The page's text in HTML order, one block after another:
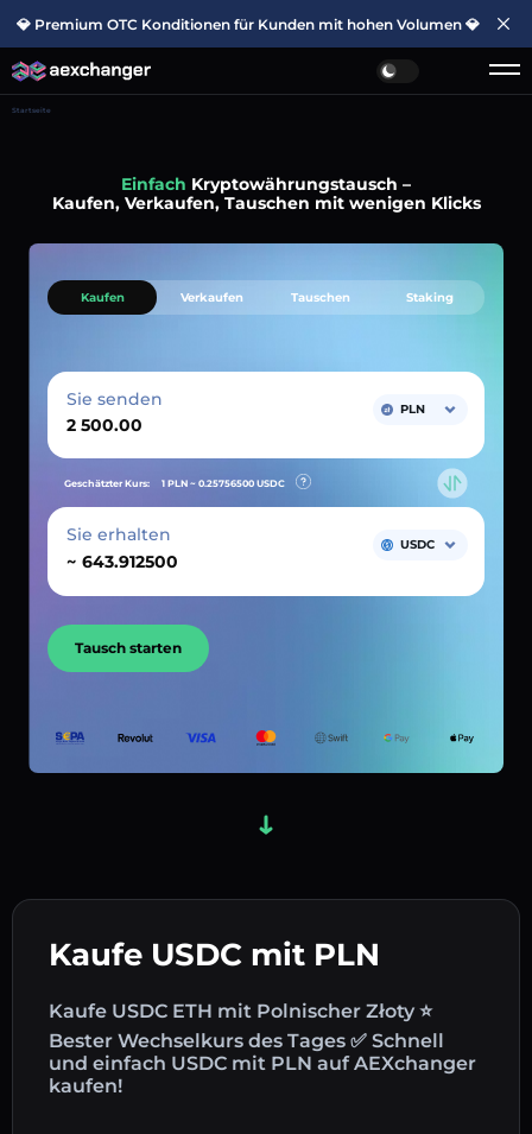
💎 Premium OTC Konditionen für Kunden mit hohen Volumen 💎
Startseite
Einfach Kryptowährungstausch –
Kaufen, Verkaufen, Tauschen mit wenigen Klicks
Kaufe USDC mit PLN
Kaufe USDC ETH mit Polnischer Złoty ⭐
Bester Wechselkurs des Tages ✅ Schnell
und einfach USDC mit PLN auf AEXchanger
kaufen!
Kaufen Verkaufen Tauschen Staking
Sie senden PLN
Geschätzter Kurs: 1 PLN ~ 0.25756500 USDC
Sie erhalten
~
USDC
Tausch starten